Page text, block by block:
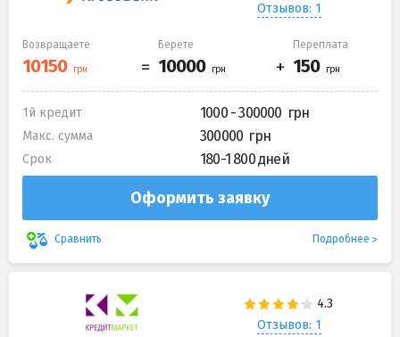
Отзывов: 1
Возвращаете Берете Переплата
1й кредит 1000 - 300000
Макс. сумма 300000
Срок 180-1 800 дней
Оформить заявку
Сравнить Подробнее
Отзывов: 1